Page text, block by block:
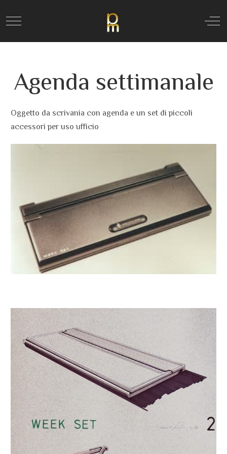
Mobile Menu Toggle Off-
Agenda settimanale
Oggetto da scrivania con agenda e un set di piccoli
accessori per uso ufficio